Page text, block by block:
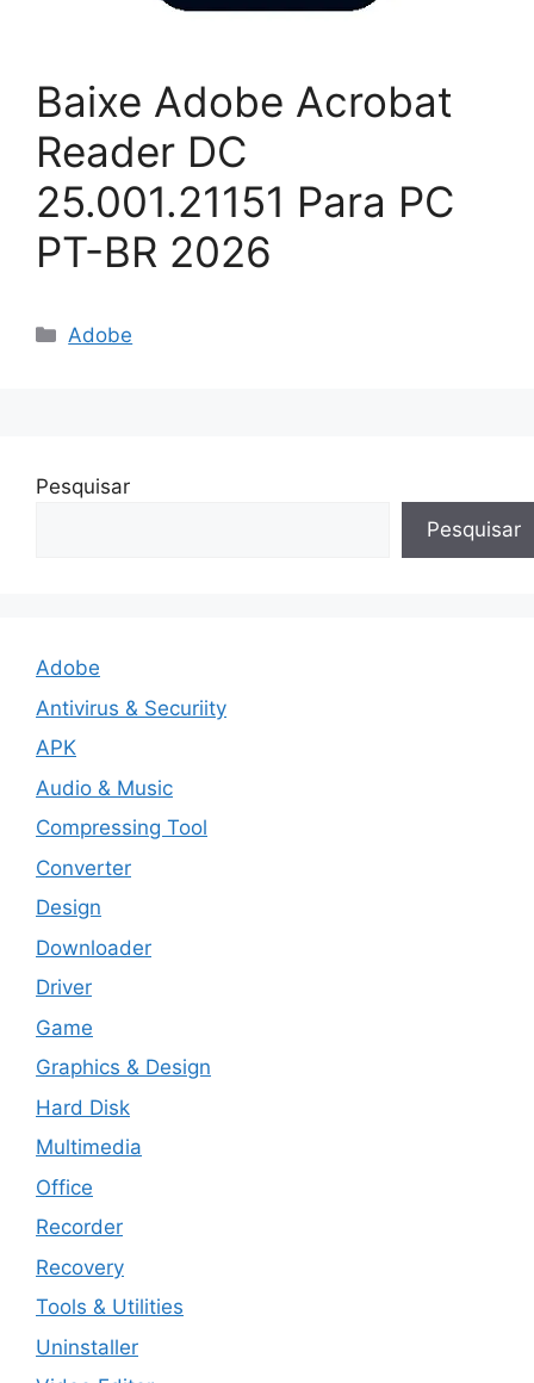
Baixe Adobe Acrobat
Reader DC
25.001.21151 Para PC
PT-BR 2026
Categorias
Adobe
Pesquisar
Pesquisar
Adobe
Antivirus & Securiity
APK
Audio & Music
Compressing Tool
Converter
Design
Downloader
Driver
Game
Graphics & Design
Hard Disk
Multimedia
Office
Recorder
Recovery
Tools & Utilities
Uninstaller